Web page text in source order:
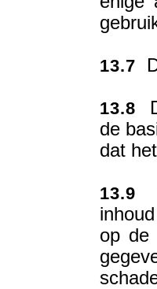
13.7
13.8
de
dat
13.9
op de